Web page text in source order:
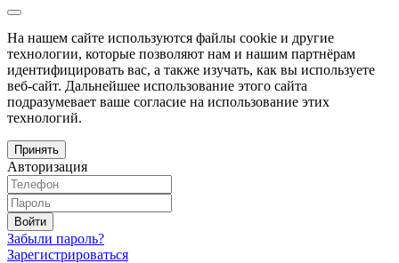
На нашем сайте используются файлы cookie и другие
технологии, которые позволяют нам и нашим партнёрам
идентифицировать вас, а также изучать, как вы используете
веб-сайт. Дальнейшее использование этого сайта
подразумевает ваше согласие на использование этих
технологий.
Принять
Авторизация
Войти
Забыли пароль?
Зарегистрироваться